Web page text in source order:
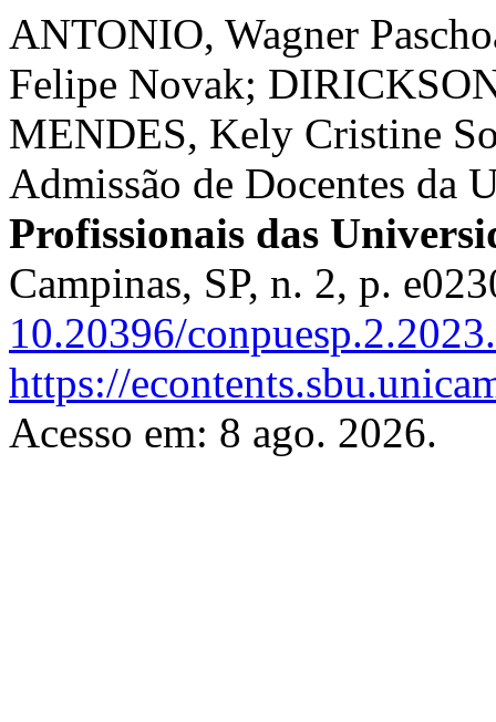
ANTONIO, Wagner
Felipe Novak;
MENDES, Kely Cristine
Admissão de Docentes da
Profissionais das
Campinas, SP, n. 2, p.
10.20396/
https://
Acesso em: 8 ago. 2026.